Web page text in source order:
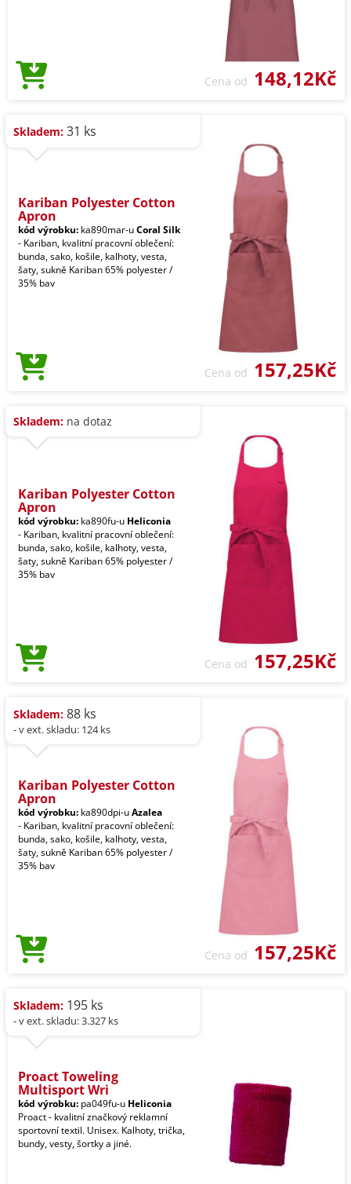
Cena od 148,12Kč
Skladem: 31 ks
Kariban Polyester Cotton
Apron
kód výrobku: ka890mar-uCoral Silk
- Kariban, kvalitní pracovní oblečení:
bunda, sako, košile, kalhoty, vesta,
šaty, sukně Kariban 65% polyester /
35% bav
Cena od 157,25Kč
Skladem: na dotaz
Kariban Polyester Cotton
Apron
kód výrobku: ka890fu-u Heliconia
- Kariban, kvalitní pracovní oblečení:
bunda, sako, košile, kalhoty, vesta,
šaty, sukně Kariban 65% polyester /
35% bav
Cena od 157,25Kč
Skladem: 88 ks
- v ext. skladu: 124 ks
Kariban Polyester Cotton
Apron
kód výrobku: ka890dpi-uAzalea
- Kariban, kvalitní pracovní oblečení:
bunda, sako, košile, kalhoty, vesta,
šaty, sukně Kariban 65% polyester /
35% bav
Cena od 157,25Kč
Skladem: 195 ks
- v ext. skladu: 3.327 ks
Proact Toweling
Multisport Wri
kód výrobku: pa049fu-u Heliconia
Proact - kvalitní značkový reklamní
sportovní textil. Unisex. Kalhoty, trička,
bundy, vesty, šortky a jiné.